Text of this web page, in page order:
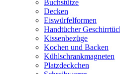
Buchstütze
Decken
Eiswürfelformen
Handtücher
Kissenbezüge
Kochen und Backen
Kühlschrankmagneten
Platzdeckchen